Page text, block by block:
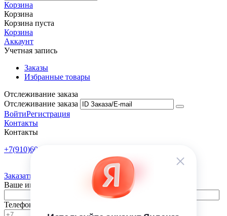
Корзина
Корзина
Корзина пуста
Корзина
Аккаунт
Учетная запись
Заказы
Избранные товары
Отслеживание заказа
Отслеживание заказа
ВойтиРегистрация
Контакты
Контакты
+7(910)601-10-10
Заказать обратный звонок
Ваше имя
Телефон